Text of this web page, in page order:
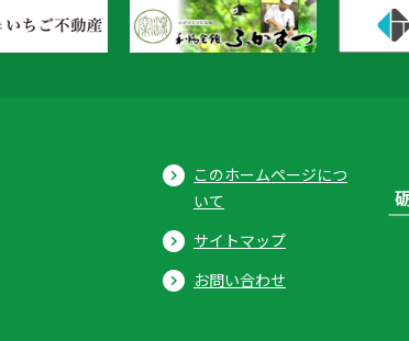
このホームページにつ
いて
サイトマップ
お問い合わせ